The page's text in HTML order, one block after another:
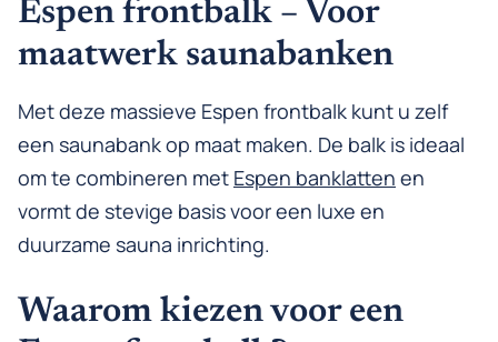
Espen frontbalk – Voor
maatwerk saunabanken
Met deze massieve Espen frontbalk kunt u zelf
een saunabank op maat maken. De balk is ideaal
om te combineren met Espen banklatten en
vormt de stevige basis voor een luxe en
duurzame sauna inrichting.
Waarom kiezen voor een